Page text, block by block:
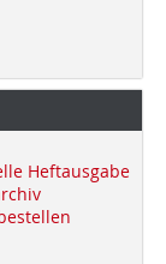
Heftausgabe